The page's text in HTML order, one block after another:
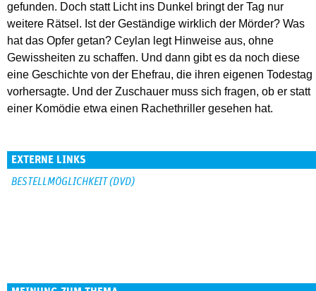
gefunden. Doch statt Licht ins Dunkel bringt der Tag nur
weitere Rätsel. Ist der Geständige wirklich der Mörder? Was
hat das Opfer getan? Ceylan legt Hinweise aus, ohne
Gewissheiten zu schaffen. Und dann gibt es da noch diese
eine Geschichte von der Ehefrau, die ihren eigenen Todestag
vorhersagte. Und der Zuschauer muss sich fragen, ob er statt
einer Komödie etwa einen Rachethriller gesehen hat.
EXTERNE LINKS
BESTELLMÖGLICHKEIT (DVD)